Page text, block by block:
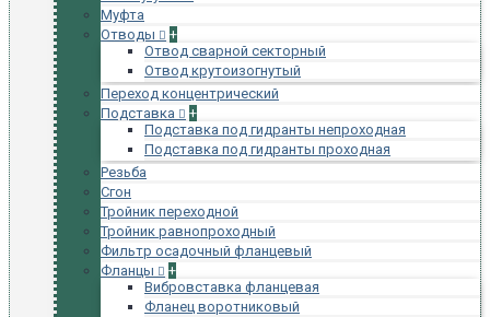
Муфта
Отводы
+
Отвод сварной секторный
Отвод крутоизогнутый
Переход концентрический
Подставка
+
Подставка под гидранты непроходная
Подставка под гидранты проходная
Резьба
Сгон
Тройник переходной
Тройник равнопроходный
Фильтр осадочный фланцевый
Фланцы
+
Вибровставка фланцевая
Фланец воротниковый